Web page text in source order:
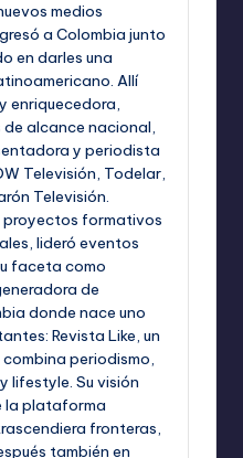
medios
a Colombia junto
en darles una
Allí
enriquecedora,
alcance nacional,
y periodista
Televisión, Todelar,
Televisión.
proyectos formativos
lideró eventos
faceta como
de
donde nace uno
Revista Like, un
periodismo,
lifestyle. Su visión
la plataforma
fronteras,
también en